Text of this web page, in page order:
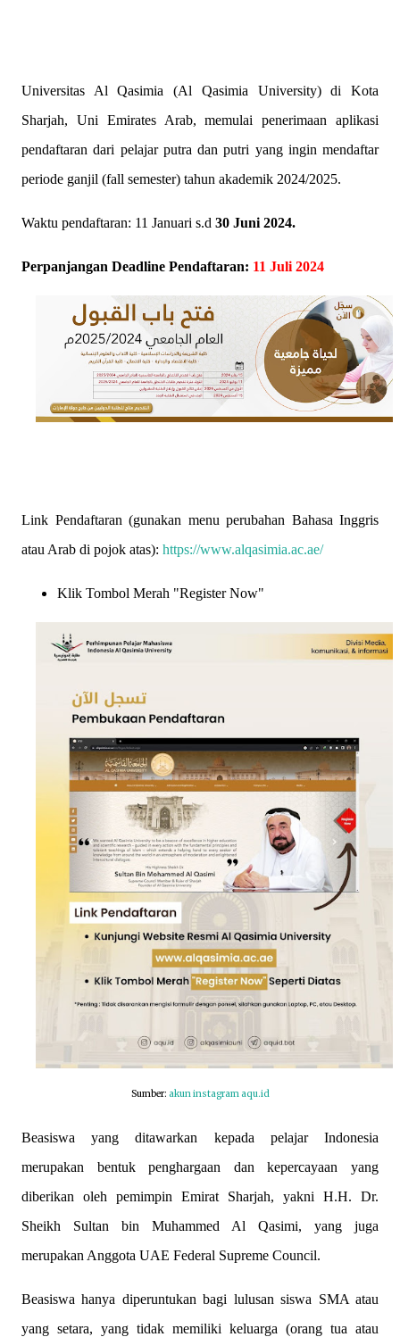
Universitas Al Qasimia (Al Qasimia University) di Kota
Sharjah, Uni Emirates Arab, memulai penerimaan aplikasi
pendaftaran dari pelajar putra dan putri yang ingin mendaftar
periode ganjil (fall semester) tahun akademik 2024/2025.
Waktu pendaftaran: 11 Januari s.d 30 Juni 2024.
Perpanjangan Deadline Pendaftaran: 11 Juli 2024
Link Pendaftaran (gunakan menu perubahan Bahasa Inggris
atau Arab di pojok atas): https://www.alqasimia.ac.ae/
Klik Tombol Merah "Register Now"
Sumber: akun instagram aqu.id
Beasiswa yang ditawarkan kepada pelajar Indonesia
merupakan bentuk penghargaan dan kepercayaan yang
diberikan oleh pemimpin Emirat Sharjah, yakni H.H. Dr.
Sheikh Sultan bin Muhammed Al Qasimi, yang juga
merupakan Anggota UAE Federal Supreme Council.
Beasiswa hanya diperuntukan bagi lulusan siswa SMA atau
yang setara, yang tidak memiliki keluarga (orang tua atau